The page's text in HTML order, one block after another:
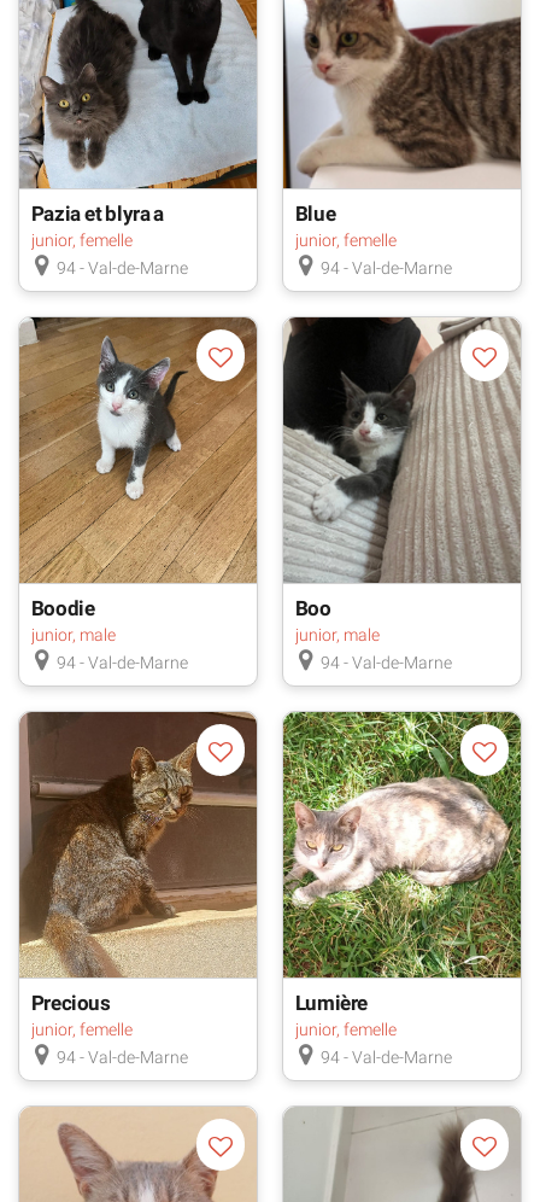
Pazia et blyra a
ensemble
junior, femelle
94 - Val-de-Marne
Blue
junior, femelle
94 - Val-de-Marne
Boodie
junior, male
94 - Val-de-Marne
Boo
junior, male
94 - Val-de-Marne
Precious
junior, femelle
94 - Val-de-Marne
Lumière
junior, femelle
94 - Val-de-Marne